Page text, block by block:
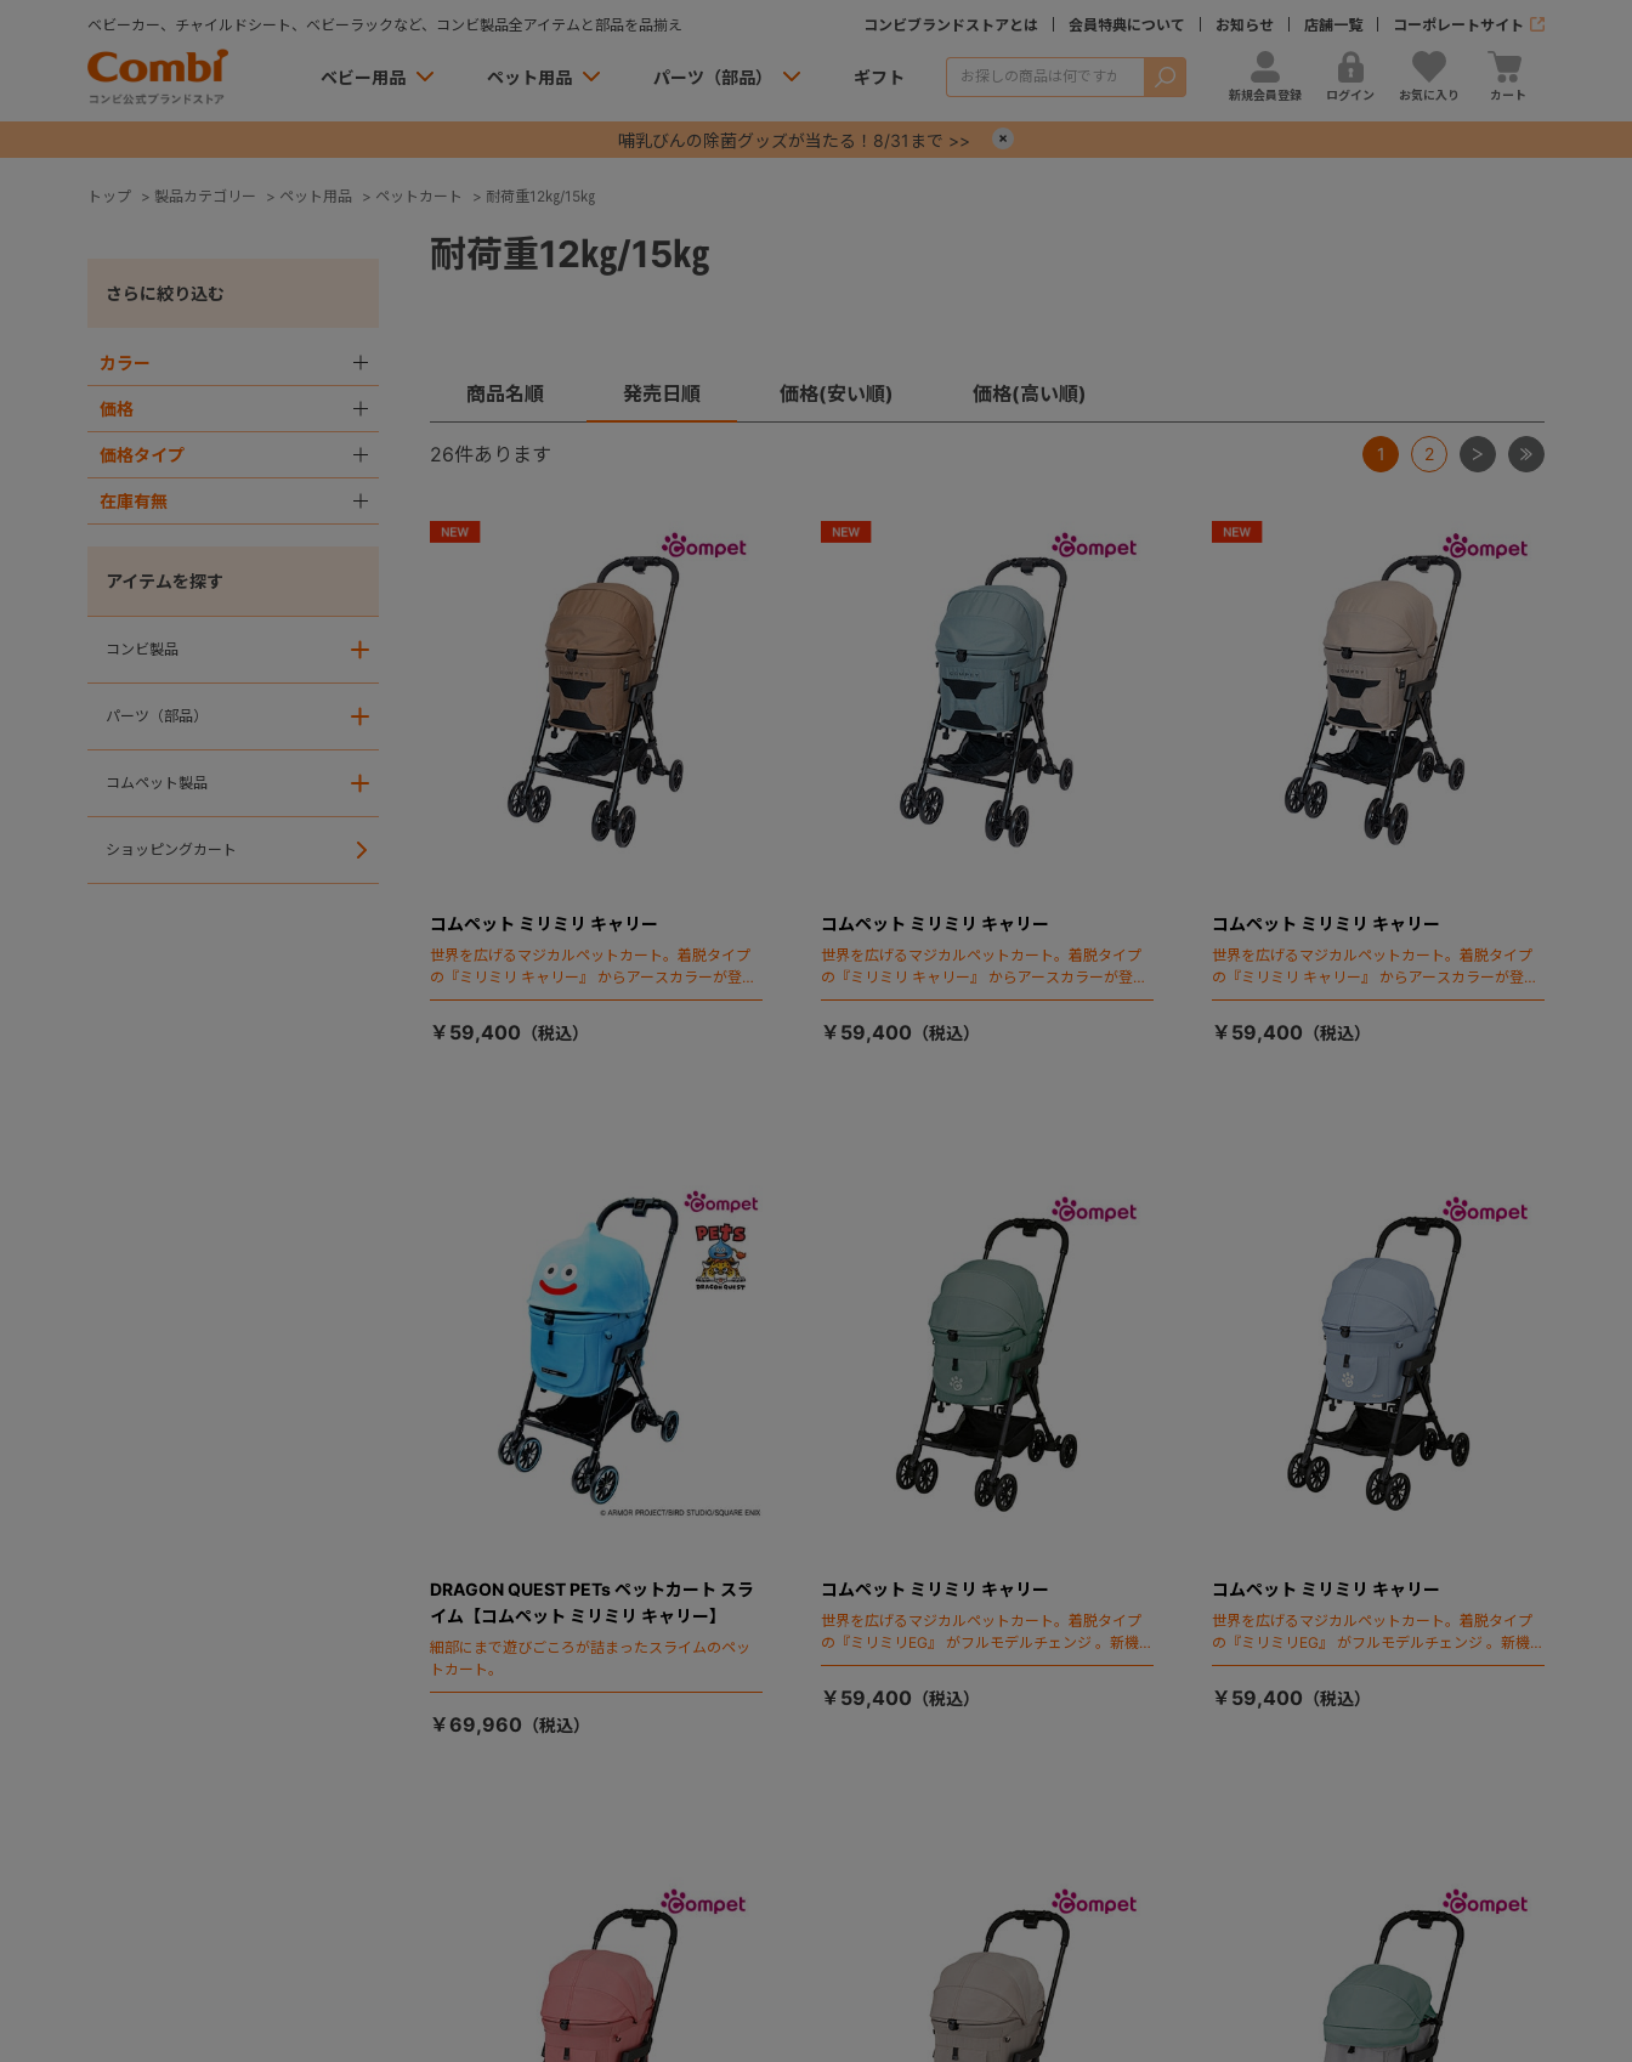
ベビーカー、チャイルドシート、ベビーラックなど、コンビ製品全アイテムと部品を品揃え コンビブランドストアとは 会員特典について お知らせ 店舗一覧 コーポレートサイト
ベビー用品 ペット用品 パーツ（部品） ギフト 検索
新規会員登録 ログイン お気に入り カート
哺乳びんの除菌グッズが当たる！8/31まで >>
トップ > 製品カテゴリー > ペット用品 > ペットカート > 耐荷重12㎏/15㎏
さらに絞り込む
カラー
価格
価格タイプ
在庫有無
アイテムを探す
コンビ製品
パーツ（部品）
コムペット製品
ショッピングカート
耐荷重12㎏/15㎏
商品名順 発売日順 価格(安い順) 価格(高い順)
26件あります 1 2 次 最後
コムペット ミリミリ キャリー
世界を広げるマジカルペットカート。着脱タイプ
の『ミリミリ キャリー』 からアースカラーが登
場！
￥59,400
コムペット ミリミリ キャリー
世界を広げるマジカルペットカート。着脱タイプ
の『ミリミリ キャリー』 からアースカラーが登
場！
￥59,400
コムペット ミリミリ キャリー
世界を広げるマジカルペットカート。着脱タイプ
の『ミリミリ キャリー』 からアースカラーが登
場！
￥59,400
DRAGON QUEST PETs ペットカート スラ
イム【コムペット ミリミリ キャリー】
細部にまで遊びごころが詰まったスライムのペッ
トカート。
￥69,960
コムペット ミリミリ キャリー
世界を広げるマジカルペットカート。着脱タイプ
の『ミリミリEG』 がフルモデルチェンジ 。新機能
「マジカルフォールディング」搭載
￥59,400
コムペット ミリミリ キャリー
世界を広げるマジカルペットカート。着脱タイプ
の『ミリミリEG』 がフルモデルチェンジ 。新機能
「マジカルフォールディング」搭載
￥59,400